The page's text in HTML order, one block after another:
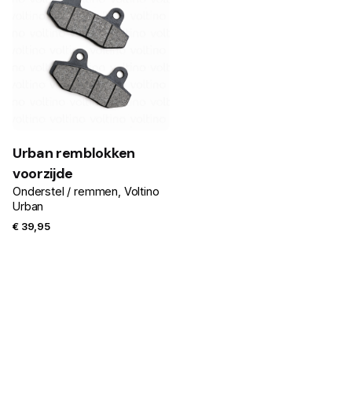
Urban remblokken
voorzijde
Onderstel / remmen Voltino
Urban
€39,95